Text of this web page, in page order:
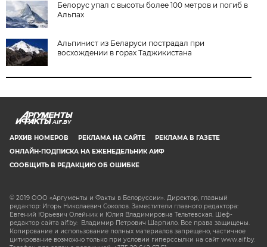
Белорус упал с высоты более 100 метров и погиб в
Альпах
Альпинист из Беларуси пострадал при
восхождении в горах Таджикистана
AIF.BY
АРХИВ НОМЕРОВ РЕКЛАМА НА САЙТЕ
РЕКЛАМА В ГАЗЕТЕ
ОНЛАЙН-ПОДПИСКА НА ЕЖЕНЕДЕЛЬНИК АИФ
СООБЩИТЬ В РЕДАКЦИЮ ОБ ОШИБКЕ
© 2019 ООО «Аргументы и Факты в Белоруссии». Директор, главный
редактор: Игорь Николаевич Соколов. Заместители главного редактора:
Евгений Юрьевич Олейник и Юлия Владимировна Тельтевская. Шеф-
редактор сайта aif.by: Владимир Петрович Шарпило. Все права защищены.
Копирование и использование полных материалов запрещено, частичное
цитирование возможно только при условии гиперссылки на сайт www.aif.by.